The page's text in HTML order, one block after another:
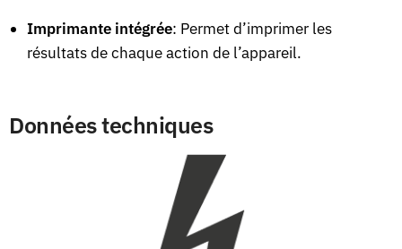
Imprimante intégrée: Permet d’imprimer les
résultats de chaque action de l’appareil.
Données techniques